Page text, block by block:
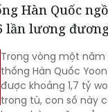
Trong vòng một năm
thống Hàn Quốc Yoon
được khoảng 1,7 tỷ
trong tù, con số này
lương hàng năm
đương nhiệm. Không
nhất phu nhân Kim